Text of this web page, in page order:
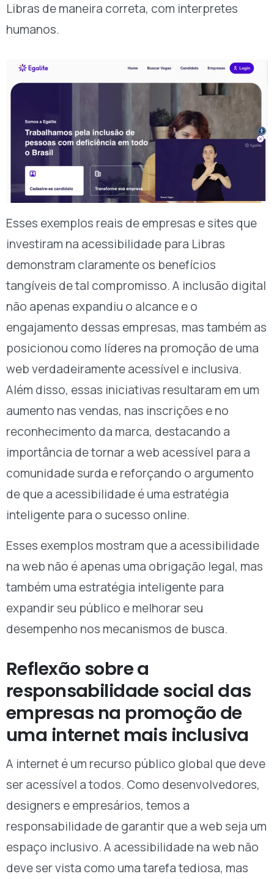
Libras de maneira correta, com interpretes
humanos.
Esses exemplos reais de empresas e sites que
investiram na acessibilidade para Libras
demonstram claramente os benefícios
tangíveis de tal compromisso. A inclusão digital
não apenas expandiu o alcance e o
engajamento dessas empresas, mas também as
posicionou como líderes na promoção de uma
web verdadeiramente acessível e inclusiva.
Além disso, essas iniciativas resultaram em um
aumento nas vendas, nas inscrições e no
reconhecimento da marca, destacando a
importância de tornar a web acessível para a
comunidade surda e reforçando o argumento
de que a acessibilidade é uma estratégia
inteligente para o sucesso online.
Esses exemplos mostram que a acessibilidade
na web não é apenas uma obrigação legal, mas
também uma estratégia inteligente para
expandir seu público e melhorar seu
desempenho nos mecanismos de busca.
Reflexão sobre a
responsabilidade social das
empresas na promoção de
uma internet mais inclusiva
A internet é um recurso público global que deve
ser acessível a todos. Como desenvolvedores,
designers e empresários, temos a
responsabilidade de garantir que a web seja um
espaço inclusivo. A acessibilidade na web não
deve ser vista como uma tarefa tediosa, mas